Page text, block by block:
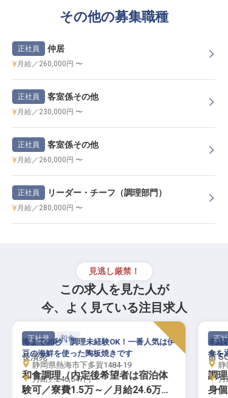
その他の募集職種
正社員 仲居
月給／260,000円 〜
正社員 客室係その他
月給／230,000円 〜
正社員 客室係その他
月給／260,000円 〜
正社員 リーダー・チーフ（調理部門）
月給／280,000円 〜
見逃し厳禁！
この求人を見た人が
今、よく見ている注目求人
正社員 和食
長濱苑
和食調理（内定後希望者は宿泊体
験可／寮費1.5万～／月給24.6万～
海まで30秒・調理未経験OK！一番人気は伊
豆の海鮮を使った陶板焼きです
静岡県熱海市下多賀1484-19
月給／246,547円～
正社
宙
調
身
未経
食を
静
月